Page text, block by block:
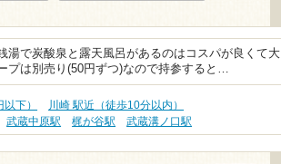
湯で炭酸泉と露天風呂があるのはコスパが良くて大
プは別売り(50円ずつ)なので持参すると…
下）
川崎 駅近（徒歩10分以内）
武蔵中原駅 梶が谷駅 武蔵溝ノ口駅